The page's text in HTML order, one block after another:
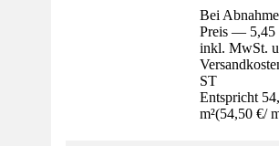
Bei
Preis — 5,45
inkl. MwSt.
ST
Entspricht
m²(54,50 €/